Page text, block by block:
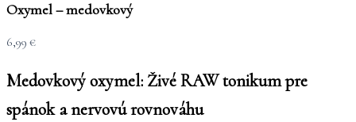
Oxymel – medovkový
6,99 €
Medovkový oxymel: Živé RAW tonikum pre
spánok a nervovú rovnováhu